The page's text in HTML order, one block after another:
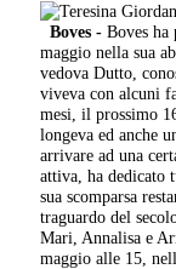
Boves -Boves ha
maggio nella sua
vedova Dutto,
viveva con alcuni
mesi, il prossimo
longeva ed anche
arrivare ad una
attiva, ha dedicato
sua scomparsa
traguardo del
Mari, Annalisa e
maggio alle 15,